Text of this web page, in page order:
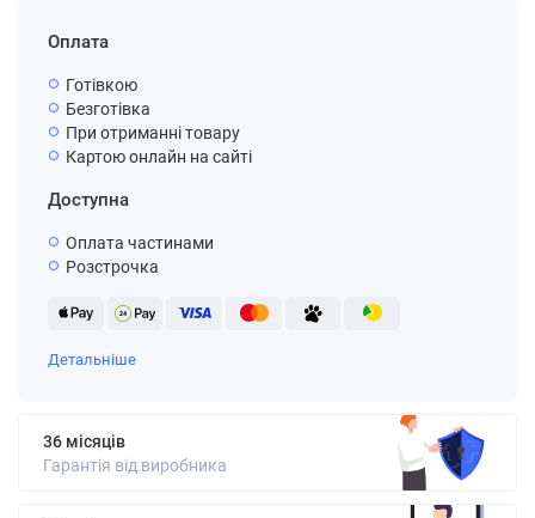
Оплата
Готівкою
Безготівка
При отриманні товару
Картою онлайн на сайті
Доступна
Оплата частинами
Розстрочка
Детальніше
36 місяців
Гарантія від виробника